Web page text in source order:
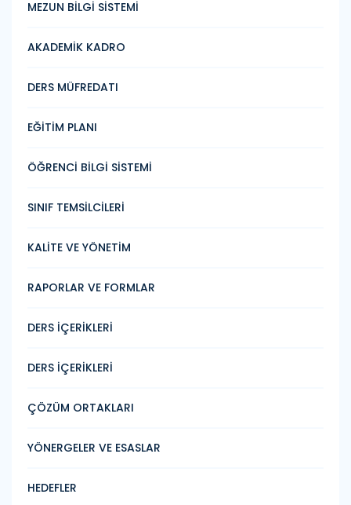
MEZUN BİLGİ SİSTEMİ
AKADEMİK KADRO
DERS MÜFREDATI
EĞİTİM PLANI
ÖĞRENCİ BİLGİ SİSTEMİ
SINIF TEMSİLCİLERİ
KALİTE VE YÖNETİM
RAPORLAR VE FORMLAR
DERS İÇERİKLERİ
DERS İÇERİKLERİ
ÇÖZÜM ORTAKLARI
YÖNERGELER VE ESASLAR
HEDEFLER